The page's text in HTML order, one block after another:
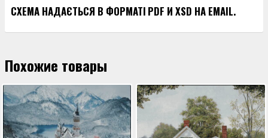
СХЕМА НАДАЄТЬСЯ В ФОРМАТІ PDF И XSD НА EMAIL.
Похожие товары